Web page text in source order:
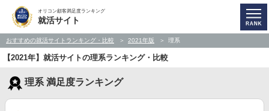
オリコン顧客満足度ランキング
就活サイト
おすすめの就活サイトランキング・比較 2021年版 理系
【2021年】就活サイトの理系ランキング・比較
理系 満足度ランキング